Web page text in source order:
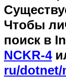
Чтобы
поиск в
NCKR-4
ru/dotnet/